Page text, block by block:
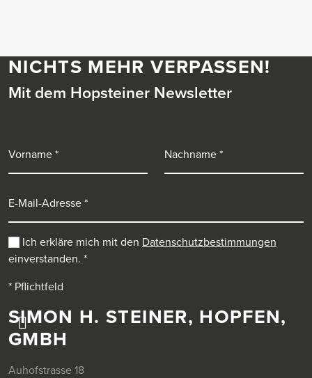
SIMON H. STEINER, HOPFEN,
GMBH
Auhofstrasse 18
NICHTS MEHR VERPASSEN!
Mit dem Hopsteiner Newsletter
Ich erkläre mich mit den Datenschutzbestimmungen
einverstanden. *
* Pflichtfeld